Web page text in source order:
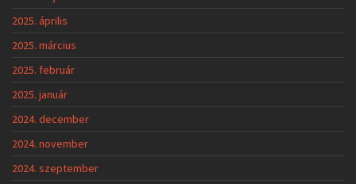
2025. április
2025. március
2025. február
2025. január
2024. december
2024. november
2024. szeptember